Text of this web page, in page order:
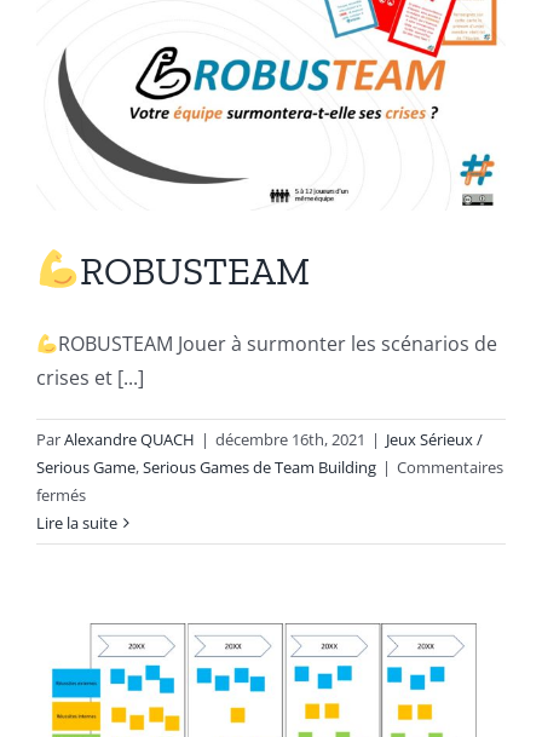
ROBUSTEAM
ROBUSTEAM Jouer à surmonter les scénarios de
crises et [...]
ParAlexandre QUACH | décembre 16th, 2021 | Jeux Sérieux /
Serious Game,Serious Games de Team Building | Commentaires
ferméssur
ROBUSTEAM
Lire la suite